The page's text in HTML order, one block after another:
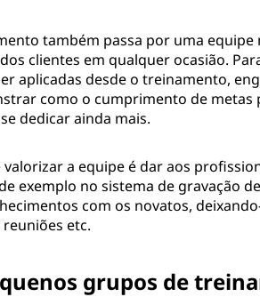
também passa por uma
clientes em qualquer ocasião.
aplicadas desde o treinamento,
como o cumprimento de metas
dedicar ainda mais.
a equipe é dar aos
exemplo no sistema de gravação
com os novatos,
etc.
grupos de